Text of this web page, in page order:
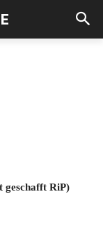
geschafft RiP)